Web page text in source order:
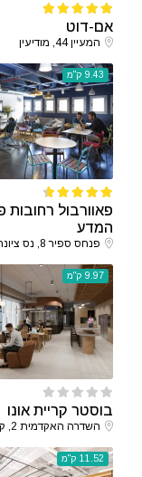
אם-דוט
המעיין 44, מודיעין
9.43 ק"מ
פאוורבול רחובות
המדע
פנחס ספיר 8, נס ציונה
9.97 ק"מ
בוסטר קריית אונו
השדרה האקדמית 2, קריית אונו
11.52 ק"מ